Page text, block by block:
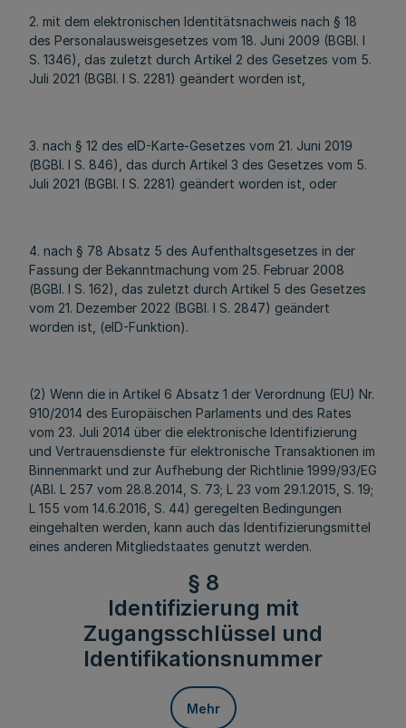
2. mit dem elektronischen Identitätsnachweis nach § 18
des Personalausweisgesetzes vom 18. Juni 2009 (BGBl. I
S. 1346), das zuletzt durch Artikel 2 des Gesetzes vom 5.
Juli 2021 (BGBl. I S. 2281) geändert worden ist,
3. nach § 12 des eID-Karte-Gesetzes vom 21. Juni 2019
(BGBl. I S. 846), das durch Artikel 3 des Gesetzes vom 5.
Juli 2021 (BGBl. I S. 2281) geändert worden ist, oder
4. nach § 78 Absatz 5 des Aufenthaltsgesetzes in der
Fassung der Bekanntmachung vom 25. Februar 2008
(BGBl. I S. 162), das zuletzt durch Artikel 5 des Gesetzes
vom 21. Dezember 2022 (BGBl. I S. 2847) geändert
worden ist, (eID-Funktion).
(2) Wenn die in Artikel 6 Absatz 1 der Verordnung (EU) Nr.
910/2014 des Europäischen Parlaments und des Rates
vom 23. Juli 2014 über die elektronische Identifizierung
und Vertrauensdienste für elektronische Transaktionen im
Binnenmarkt und zur Aufhebung der Richtlinie 1999/93/EG
(ABl. L 257 vom 28.8.2014, S. 73; L 23 vom 29.1.2015, S. 19;
L 155 vom 14.6.2016, S. 44) geregelten Bedingungen
eingehalten werden, kann auch das Identifizierungsmittel
eines anderen Mitgliedstaates genutzt werden.
§ 8
Identifizierung mit
Zugangsschlüssel und
Identifikationsnummer
Mehr